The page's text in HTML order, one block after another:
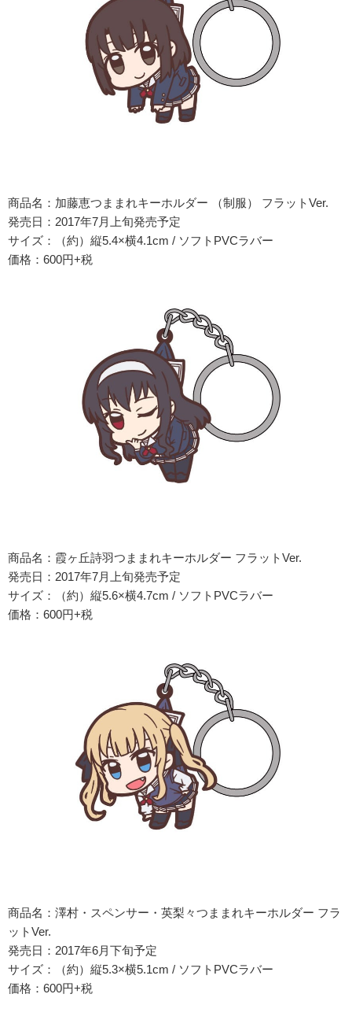
商品名：加藤恵つままれキーホルダー （制服） フラットVer.
発売日：2017年7月上旬発売予定
サイズ：（約）縦5.4×横4.1cm / ソフトPVCラバー
価格：600円+税
商品名：霞ヶ丘詩羽つままれキーホルダー フラットVer.
発売日：2017年7月上旬発売予定
サイズ：（約）縦5.6×横4.7cm / ソフトPVCラバー
価格：600円+税
商品名：澤村・スペンサー・英梨々つままれキーホルダー フラ
ットVer.
発売日：2017年6月下旬予定
サイズ：（約）縦5.3×横5.1cm / ソフトPVCラバー
価格：600円+税